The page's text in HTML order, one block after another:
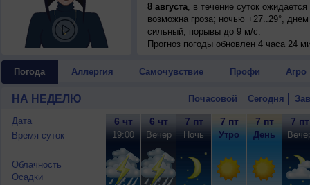
8 августа, в течение суток
возможна гроза; ночью +27..29°,
сильный, порывы до 9 м/с.
Прогноз погоды обновлен 4 часа 24
Погода Аллергия Самочувствие Профи Агро
НА НЕДЕЛЮ Почасовой Сегодня
Дата
Время суток
Облачность
Осадки
6 чт
19:00
6 чт
Вечер
7 пт
Ночь
7 пт
Утро
7 пт
День
7 пт